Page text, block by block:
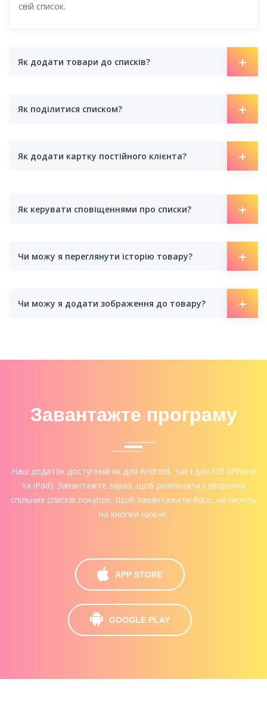
свій список.
Як додати товари до списків?
Як поділитися списком?
Як додати картку постійного клієнта?
Як керувати сповіщеннями про списки?
Чи можу я переглянути історію товару?
Чи можу я додати зображення до товару?
Завантажте програму
Наш додаток доступний як для Android, так і для iOS (iPhone
та iPad). Завантажте зараз, щоб розпочати створення
спільних списків покупок. Щоб завантажити його, натисніть
на кнопки нижче.
APP STORE
GOOGLE PLAY